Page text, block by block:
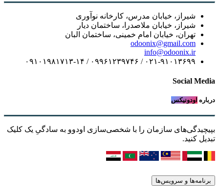
شیراز، خیابان مدرس، کارخانه نوآوری
شیراز، خیابان ملاصدرا، ساختمان دیار
تهران، خیابان امام خمینی، ساختمان البان
odoonix@gmail.com
info@odoonix.ir
۰۲۱-۹۱۰۱۳۶۹۹ / ۰۹۹۶۱۲۳۹۷۴۶ / ۰۹۱۰۱۹۸۱۷۱۳-۱۴
Social Media
درباره اودونیکس
بپیچیدگی‌های سازمان را با شخصی‌سازی اودوو به سادگیِ یک کلیک
تبدیل کنید.
برنامه‌ها و سرویس‌ها